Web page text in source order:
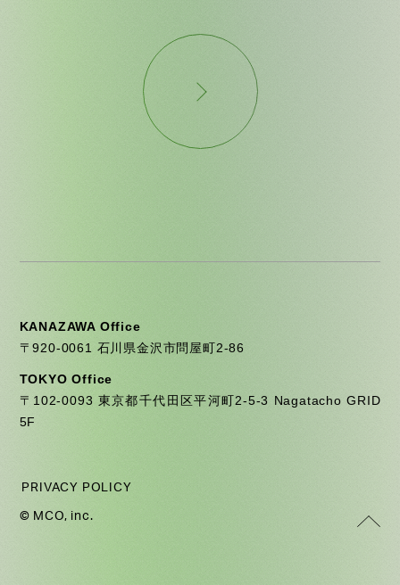
KANAZAWA Office
〒920-0061 石川県金沢市問屋町2-86
TOKYO Office
〒102-0093 東京都千代田区平河町2-5-3 Nagatacho GRID
5F
© MCO, inc.
PRIVACY POLICY